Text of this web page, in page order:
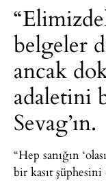
belgeler
ancak
adaletini
Sevag’ın.
“Hep sanığın
bir kasıt